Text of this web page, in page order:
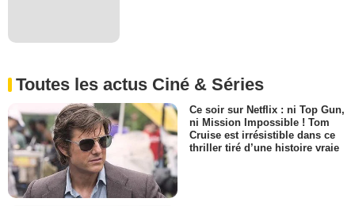
Toutes les actus Ciné & Séries
Ce soir sur Netflix : ni Top Gun,
ni Mission Impossible ! Tom
Cruise est irrésistible dans ce
thriller tiré d’une histoire vraie